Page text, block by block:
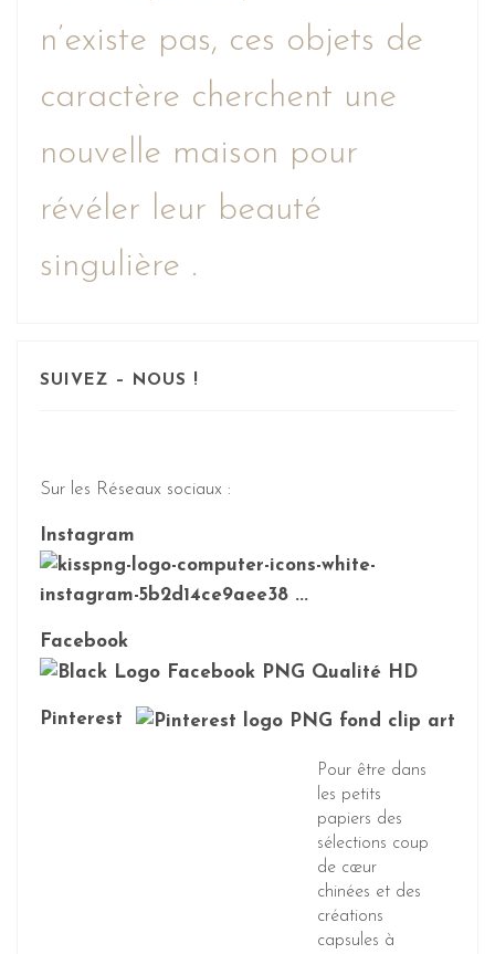
n’existe pas, ces objets de
caractère cherchent une
nouvelle maison pour
révéler leur beauté
singulière .
SUIVEZ – NOUS !
Sur les Réseaux sociaux :
Instagram
Facebook
Pinterest
Pour être dans
les petits
papiers des
sélections coup
de cœur
chinées et des
créations
capsules à